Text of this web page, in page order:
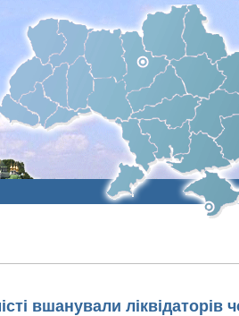
вшанували ліквідаторів